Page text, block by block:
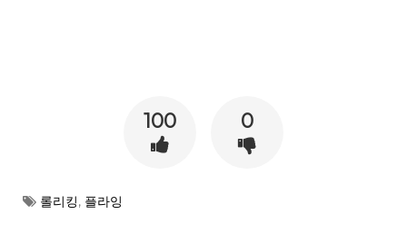
100 0
롤리킹, 플라잉